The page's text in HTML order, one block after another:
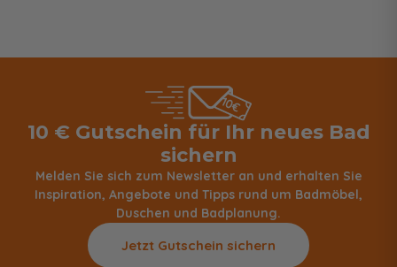
10 € Gutschein für Ihr neues Bad
sichern
Melden Sie sich zum Newsletter an und erhalten Sie
Inspiration, Angebote und Tipps rund um Badmöbel,
Duschen und Badplanung.
Jetzt Gutschein sichern